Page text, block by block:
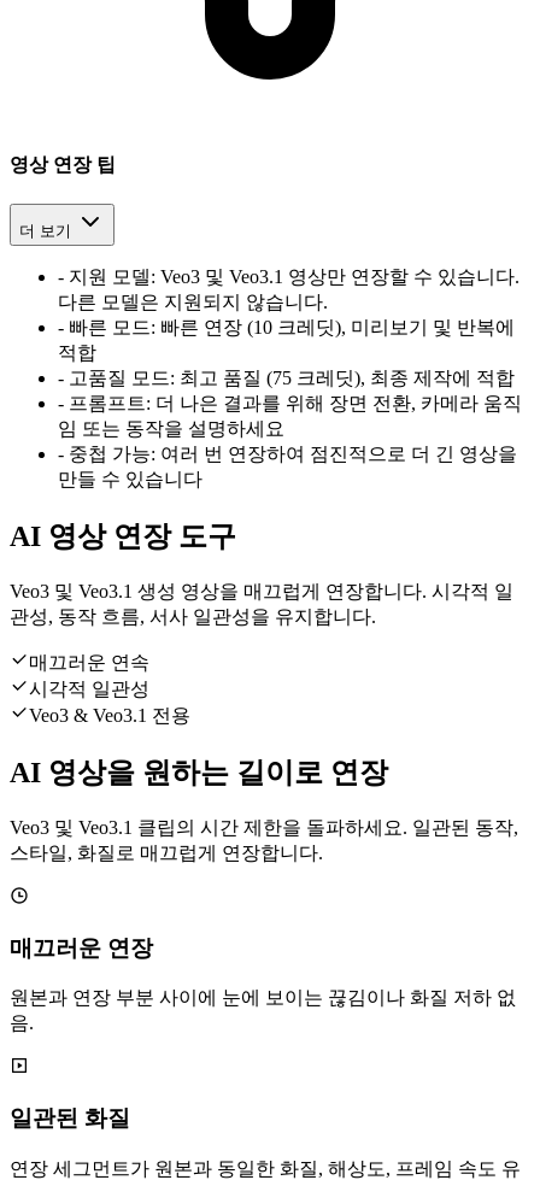
영상 연장 팁
더 보기
- 지원 모델: Veo3 및 Veo3.1 영상만 연장할 수 있습니다.
다른 모델은 지원되지 않습니다.
- 빠른 모드: 빠른 연장 (10 크레딧), 미리보기 및 반복에
적합
- 고품질 모드: 최고 품질 (75 크레딧), 최종 제작에 적합
- 프롬프트: 더 나은 결과를 위해 장면 전환, 카메라 움직
임 또는 동작을 설명하세요
- 중첩 가능: 여러 번 연장하여 점진적으로 더 긴 영상을
만들 수 있습니다
AI 영상 연장 도구
Veo3 및 Veo3.1 생성 영상을 매끄럽게 연장합니다. 시각적 일
관성, 동작 흐름, 서사 일관성을 유지합니다.
매끄러운 연속
시각적 일관성
Veo3 & Veo3.1 전용
AI 영상을 원하는 길이로 연장
Veo3 및 Veo3.1 클립의 시간 제한을 돌파하세요. 일관된 동작,
스타일, 화질로 매끄럽게 연장합니다.
매끄러운 연장
원본과 연장 부분 사이에 눈에 보이는 끊김이나 화질 저하 없
음.
일관된 화질
연장 세그먼트가 원본과 동일한 화질, 해상도, 프레임 속도 유